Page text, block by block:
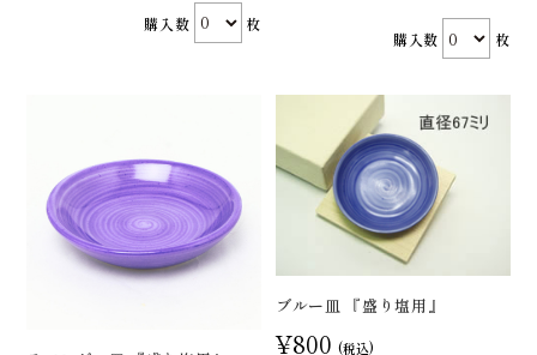
購入数 枚
購入数 枚
ブルー皿 『盛り塩用』
¥800 (税込)